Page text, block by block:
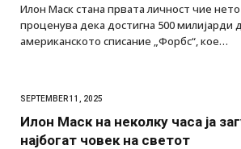
Илон Маск стана првата личност чие нето
проценува дека достигна 500 милијарди
американското списание „Форбс“, кое…
SEPTEMBER 11, 2025
Илон Маск на неколку часа ја
најбогат човек на светот